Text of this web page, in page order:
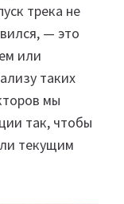
трека не
— это
или
таких
мы
так, чтобы
текущим